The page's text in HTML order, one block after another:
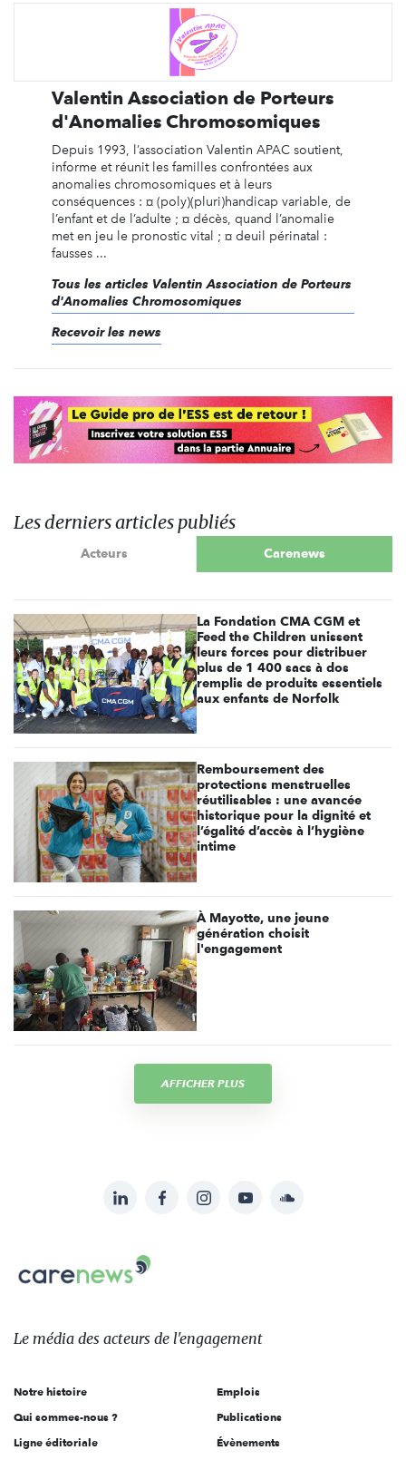
Valentin Association de Porteurs
d'Anomalies Chromosomiques
Depuis 1993, l’association Valentin APAC soutient,
informe et réunit les familles confrontées aux
anomalies chromosomiques et à leurs
conséquences : ¤ (poly)(pluri)handicap variable, de
l’enfant et de l’adulte ; ¤ décès, quand l’anomalie
met en jeu le pronostic vital ; ¤ deuil périnatal :
fausses ...
Tous les articles Valentin Association de Porteurs
d'Anomalies Chromosomiques
Recevoir les news
Les derniers articles publiés
Acteurs Carenews
La Fondation CMA CGM et
Feed the Children unissent
leurs forces pour distribuer
plus de 1 400 sacs à dos
remplis de produits essentiels
aux enfants de Norfolk
Remboursement des
protections menstruelles
réutilisables : une avancée
historique pour la dignité et
l’égalité d’accès à l’hygiène
intime
À Mayotte, une jeune
génération choisit
l'engagement
AFFICHER PLUS
sur:
LinkedInFacebookInstagramYouTubeSoundcloud
Carenews,
Le
des
l'engagement
Le média des acteurs de l'engagement
Notre histoire
Qui sommes-nous ?
Ligne éditoriale
Emplois
Publications
Évènements